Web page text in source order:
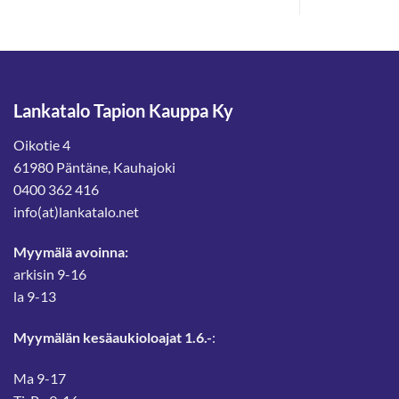
Lankatalo Tapion Kauppa Ky
Oikotie 4
61980 Päntäne, Kauhajoki
0400 362 416
info(at)lankatalo.net
Myymälä avoinna:
arkisin 9-16
la 9-13
Myymälän kesäaukioloajat 1.6.-:
Ma 9-17